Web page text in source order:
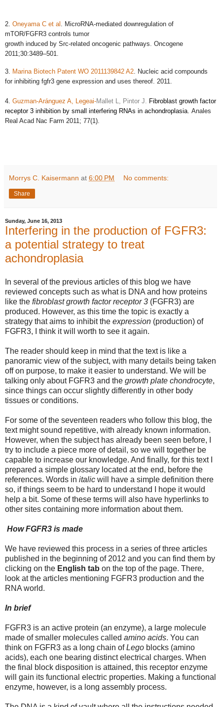
2. Oneyama C et al . MicroRNA-mediated downregulation of
mTOR/FGFR3 controls tumor
growth induced by Src-related oncogenic pathways. Oncogene
2011;30:3489–501.
3. Marina Biotech Patent WO 2011139842 A2. Nucleic acid compounds
for inhibiting fgfr3 gene expression and uses thereof. 2011.
4. Guzman-Aránguez A, Legeai‐Mallet L, Pintor J. Fibroblast growth factor
receptor 3 inhibition by small interfering RNAs in achondroplasia. Anales
Real Acad Nac Farm 2011; 77(1).
Morrys C. Kaisermann at 6:00 PM No comments:
Share
Sunday, June 16, 2013
Interfering in the production of FGFR3:
a potential strategy to treat
achondroplasia
In several of the previous articles of this blog we have
reviewed concepts such as what is DNA and how proteins
like the fibroblast growth factor receptor 3 (FGFR3) are
produced. However, as this time the topic is exactly a
strategy that aims to inhibit the expression (production) of
FGFR3, I think it will worth to see it again.
The reader should keep in mind that the text is like a
panoramic view of the subject, with many details being taken
off on purpose, to make it easier to understand. We will be
talking only about FGFR3 and the growth plate chondrocyte,
since things can occur slightly differently in other body
tissues or conditions.
For some of the seventeen readers who follow this blog, the
text might sound repetitive, with already known information.
However, when the subject has already been seen before, I
try to include a piece more of detail, so we will together be
capable to increase our knowledge. And finally, for this text I
prepared a simple glossary located at the end, before the
references. Words in italic will have a simple definition there
so, if things seem to be hard to understand I hope it would
help a bit. Some of these terms will also have hyperlinks to
other sites containing more information about them.
How FGFR3 is made
We have reviewed this process in a series of three articles
published in the beginning of 2012 and you can find them by
clicking on the English tab on the top of the page. There,
look at the articles mentioning FGFR3 production and the
RNA world.
In brief
FGFR3 is an active protein (an enzyme), a large molecule
made of smaller molecules called amino acids. You can
think on FGFR3 as a long chain ofLego blocks (amino
acids), each one bearing distinct electrical charges. When
the final block disposition is attained, this receptor enzyme
will gain its functional electric properties. Making a functional
enzyme, however, is a long assembly process.